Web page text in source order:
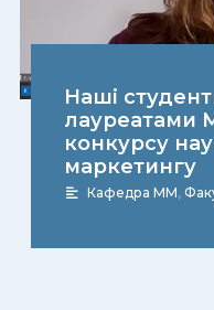
Наші
лауреатами
конкурсу
маркетингу
Кафедра ММ,